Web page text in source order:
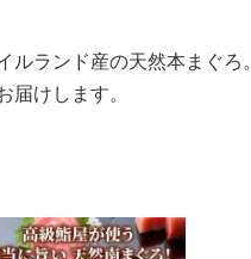
ランド産の天然本まぐろ。
けします。